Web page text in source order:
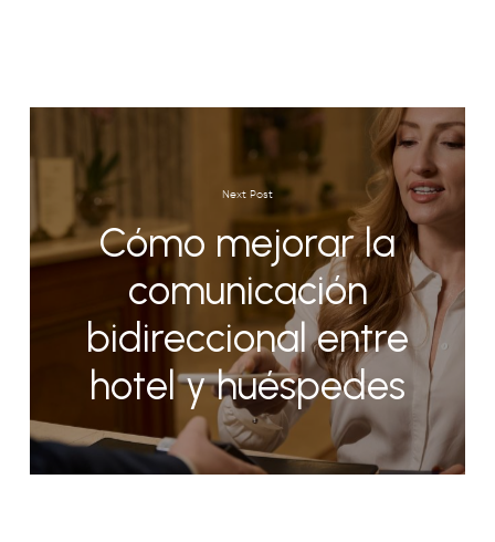
Next Post
Cómo mejorar la
comunicación
bidireccional entre
hotel y huéspedes